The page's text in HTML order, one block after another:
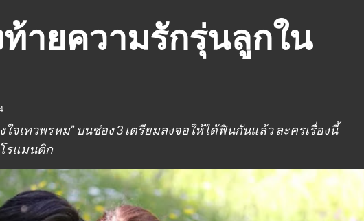
ท้ายความรักรุ่นลูกใน
ใจเทวพรหม” บนช่อง 3 เตรียมลงจอให้ได้ฟินกันแล้ว ละครเรื่องนี้
รแมนติก